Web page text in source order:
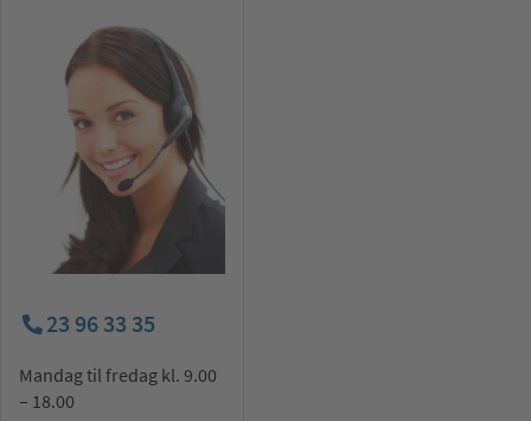
23 96 33 35
Mandag til fredag kl. 9.00
– 18.00